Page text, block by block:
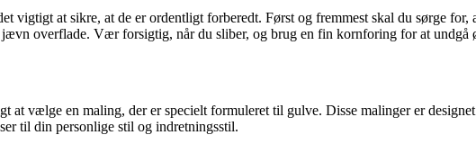
vigtigt at sikre, at de er ordentligt forberedt. Først og fremmest skal du sørge
jævn overflade. Vær forsigtig, når du sliber, og brug en fin kornforing for at undgå
at vælge en maling, der er specielt formuleret til gulve. Disse malinger er
til din personlige stil og indretningsstil.